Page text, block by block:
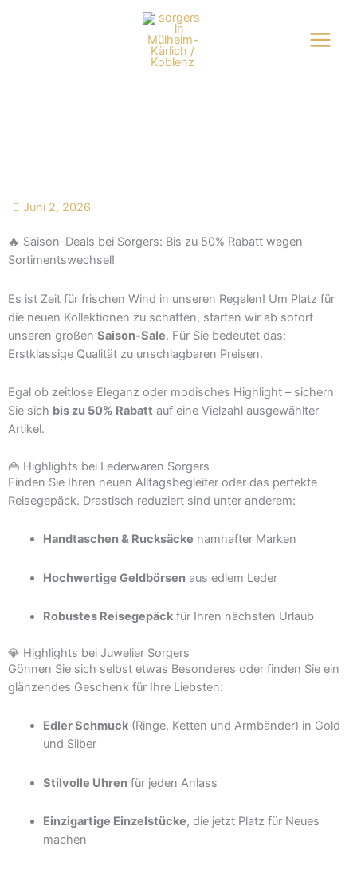
Juni 2, 2026
🔥 Saison-Deals bei Sorgers: Bis zu 50% Rabatt wegen
Sortimentswechsel!
Es ist Zeit für frischen Wind in unseren Regalen! Um Platz für
die neuen Kollektionen zu schaffen, starten wir ab sofort
unseren großen Saison-Sale. Für Sie bedeutet das:
Erstklassige Qualität zu unschlagbaren Preisen.
Egal ob zeitlose Eleganz oder modisches Highlight – sichern
Sie sich bis zu 50% Rabatt auf eine Vielzahl ausgewählter
Artikel.
👜 Highlights bei Lederwaren Sorgers
Finden Sie Ihren neuen Alltagsbegleiter oder das perfekte
Reisegepäck. Drastisch reduziert sind unter anderem:
Handtaschen & Rucksäcke namhafter Marken
Hochwertige Geldbörsenaus edlem Leder
Robustes Reisegepäckfür Ihren nächsten Urlaub
💎 Highlights bei Juwelier Sorgers
Gönnen Sie sich selbst etwas Besonderes oder finden Sie ein
glänzendes Geschenk für Ihre Liebsten:
Edler Schmuck(Ringe, Ketten und Armbänder) in Gold
und Silber
Stilvolle Uhrenfür jeden Anlass
Einzigartige Einzelstücke, die jetzt Platz für Neues
machen